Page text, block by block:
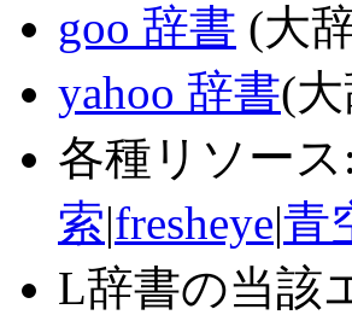
goo 辞書 (大
yahoo 辞書(
各種リソース:
索|fresheye|青
L辞書の当該